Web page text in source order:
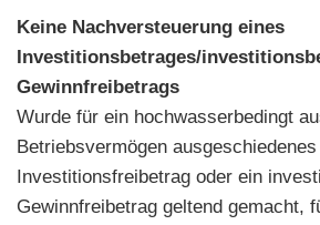
Keine Nachversteuerung eines
Investitionsbetrages/
Gewinnfreibetrags
Wurde für ein hochwasserbedingt
Betriebsvermögen
Investitionsfreibetrag oder ein
Gewinnfreibetrag geltend gemacht,